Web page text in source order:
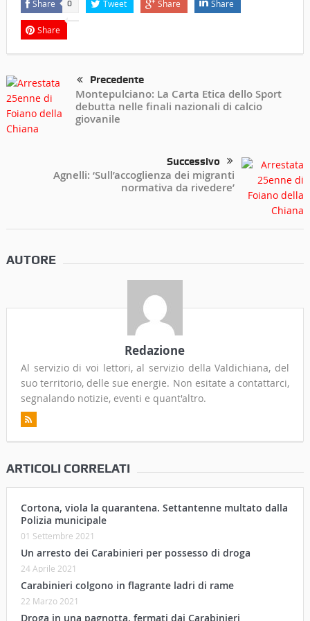
Share 0 Tweet Share Share
Share
Precedente
Montepulciano: La Carta Etica dello Sport
debutta nelle finali nazionali di calcio
giovanile
Successivo
Agnelli: ‘Sull’accoglienza dei migranti
normativa da rivedere’
AUTORE
Redazione
Al servizio di voi lettori, al servizio della Valdichiana, del
suo territorio, delle sue energie. Non esitate a contattarci,
segnalando notizie, eventi e quant'altro.
ARTICOLI CORRELATI
Cortona, viola la quarantena. Settantenne multato dalla
Polizia municipale
01 Settembre 2021
Un arresto dei Carabinieri per possesso di droga
24 Aprile 2021
Carabinieri colgono in flagrante ladri di rame
22 Marzo 2021
Droga in una pagnotta, fermati dai Carabinieri